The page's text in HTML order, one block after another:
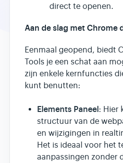
direct te openen.
Aan de slag met Chrome
Eenmaal geopend, biedt
Tools je een schat aan
zijn enkele kernfuncties
kunt benutten:
Elements Paneel: Hier
structuur van de
en wijzigingen in
Het is ideaal voor het
aanpassingen zonder